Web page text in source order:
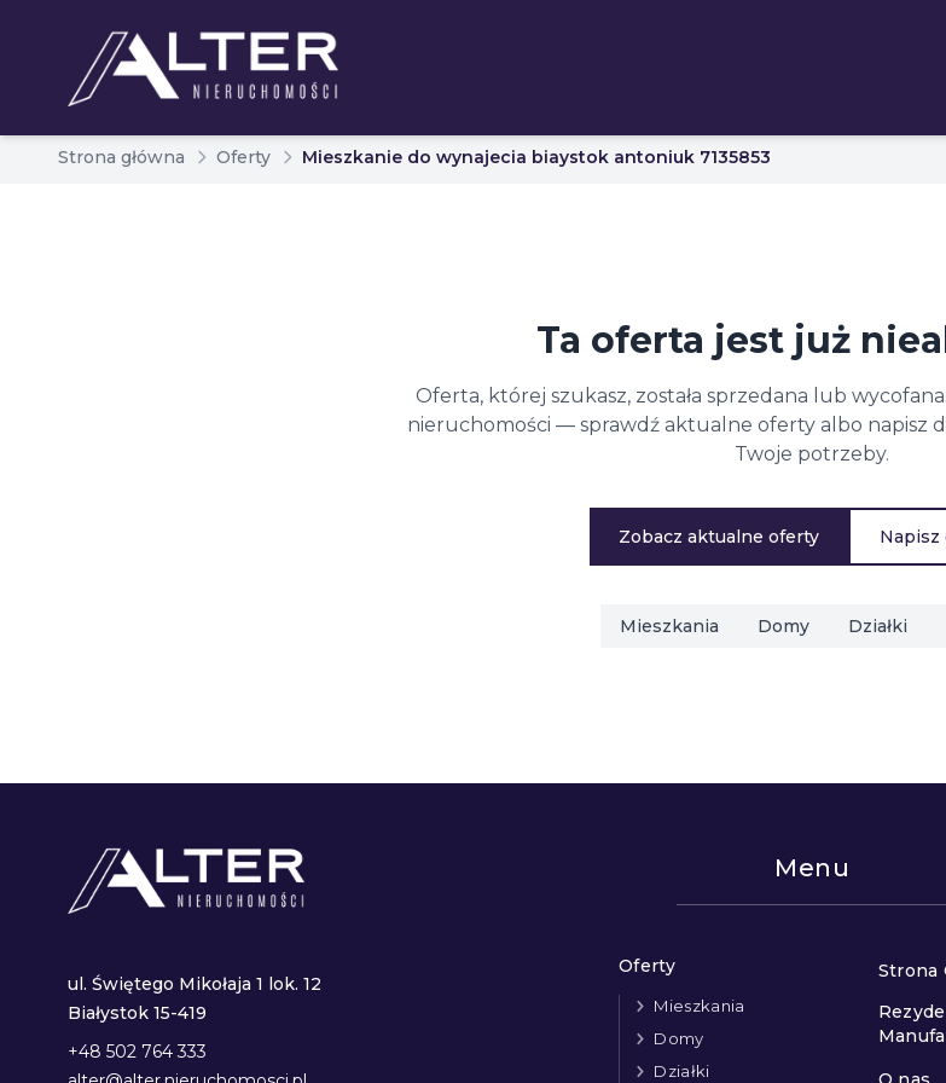
Strona główna Oferty Mieszkanie do wynajecia biaystok antoniuk 7135853
Ta oferta jest już
Oferta, której szukasz, została sprzedana lub
nieruchomości — sprawdź aktualne oferty albo napisz
Twoje potrzeby.
Zobacz aktualne oferty Napisz
Mieszkania Domy Działki
ul. Świętego Mikołaja 1 lok. 12
Białystok 15-419
+48 502 764 333
Menu
Oferty
Mieszkania
Domy
Działki
Strona